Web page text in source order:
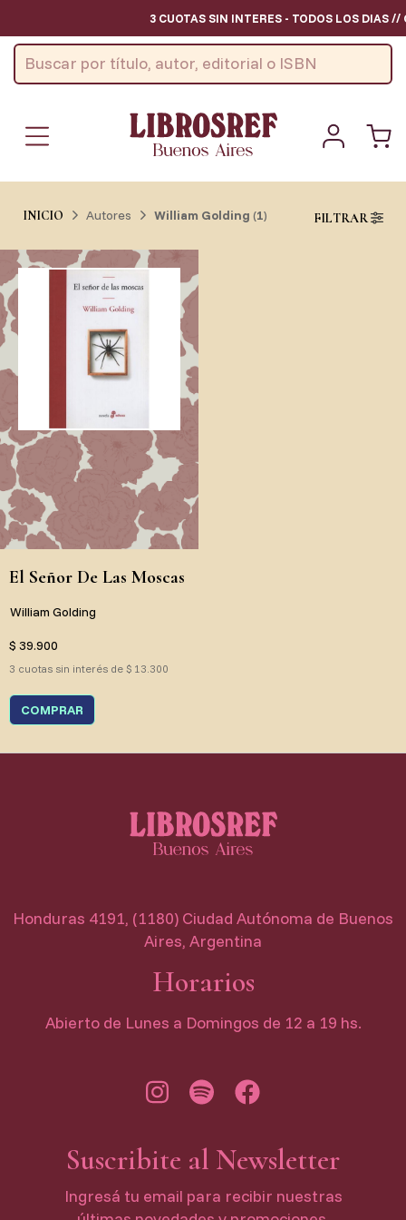
3 CUOTAS SIN INTERES - TODOS LOS DIAS //
FILTRAR
INICIO Autores William Golding (1)
El Señor De Las Moscas
William Golding
$ 39.900
3 cuotas sin interés de $ 13.300
COMPRAR
Honduras 4191, (1180) Ciudad Autónoma de Buenos
Aires, Argentina
Horarios
Abierto de Lunes a Domingos de 12 a 19 hs.
Suscribite al Newsletter
Ingresá tu email para recibir nuestras